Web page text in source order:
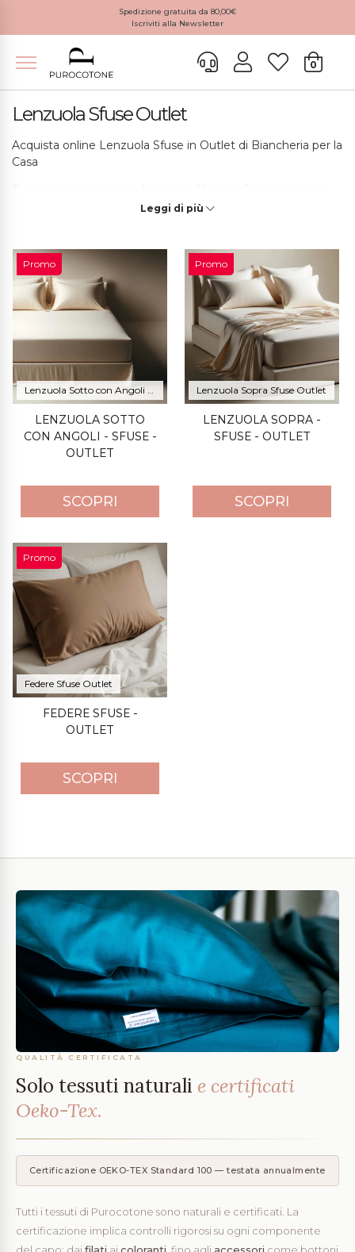
Spedizione gratuita da 80,00€
Iscriviti alla Newsletter
0
Lenzuola Sfuse Outlet
Acquista online Lenzuola Sfuse in Outlet di Biancheria per la
Casa
tipo di esigenza del cliente. Tutti i nostri prodotti sono
Spedizione Veloce in 2-3 Giorni Lavorativi!
Leggi di più
Promo
Lenzuola Sotto con Angoli Sfuse Outlet
LENZUOLA SOTTO
CON ANGOLI - SFUSE -
OUTLET
SCOPRI
Promo
Lenzuola Sopra Sfuse Outlet
LENZUOLA SOPRA -
SFUSE - OUTLET
SCOPRI
Promo
Federe Sfuse Outlet
FEDERE SFUSE -
OUTLET
SCOPRI
QUALITÀ CERTIFICATA
Solo tessuti naturali e certificati
Oeko-Tex.
Certificazione OEKO-TEX Standard 100 — testata annualmente
Tutti i tessuti di Purocotone sono naturali e certificati. La
certificazione implica controlli rigorosi su ogni componente